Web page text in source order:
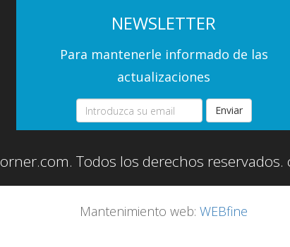
NEWSLETTER
Para mantenerle informado de las
actualizaciones
Enviar
Todos los derechos reservados.
Mantenimiento web: WEBfine